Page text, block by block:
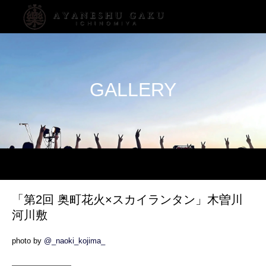
GALLERY
「第2回 奥町花火×スカイランタン」木曽川
河川敷
photo by @_naoki_kojima_